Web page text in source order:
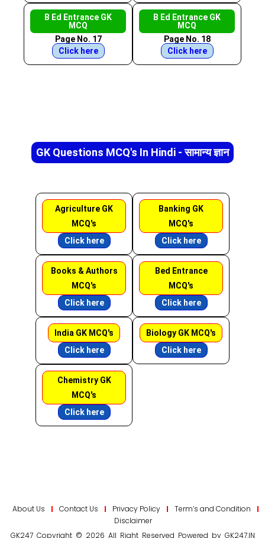
B Ed Entrance GK
MCQ
Page No. 17
Click here
B Ed Entrance GK
MCQ
Page No. 18
Click here
GK Questions MCQ's In Hindi - सामान्य ज्ञान
Agriculture GK
MCQ's
Click here
Banking GK
MCQ's
Click here
Books & Authors
MCQ's
Click here
Bed Entrance
MCQ's
Click here
India GK MCQ's
Click here
Biology GK MCQ's
Click here
Chemistry GK
MCQ's
Click here
About Us Contact Us Privacy Policy
Term’s and Condition
Disclaimer
GK247 Copyright © 2026 All Right Reserved Powered by GK247.IN